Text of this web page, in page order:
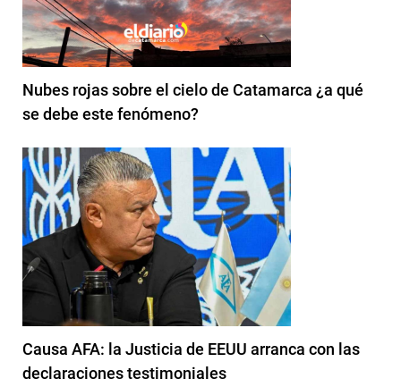
Nubes rojas sobre el cielo de Catamarca ¿a qué
se debe este fenómeno?
Causa AFA: la Justicia de EEUU arranca con las
declaraciones testimoniales